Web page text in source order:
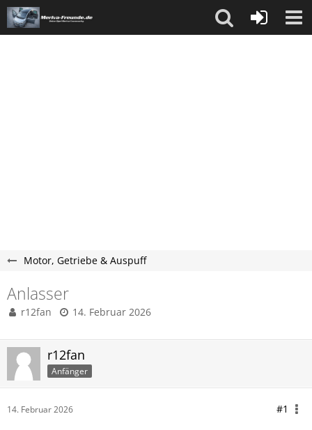
Motor, Getriebe & Auspuff
Anlasser
r12fan 14. Februar 2026
r12fan
Anfänger
14. Februar 2026 #1